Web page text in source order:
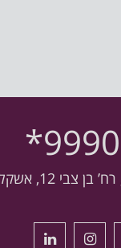
אשקלון 78211